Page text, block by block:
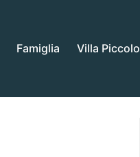
Famiglia Villa Piccolo